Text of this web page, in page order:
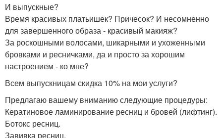
И выпускные?
Время красивых платьишек? Причесок? И несомненно
для завершенного образа - красивый макияж?
За роскошными волосами, шикарными и ухоженными
бровками и ресничками, да и просто за хорошим
настроением - ко мне?
Всем выпускницам скидка 10% на мои услуги?
Предлагаю вашему вниманию следующие процедуры:
Кератиновое ламинирование ресниц и бровей (лифтинг).
Ботокс ресниц.
Завивка ресниц.